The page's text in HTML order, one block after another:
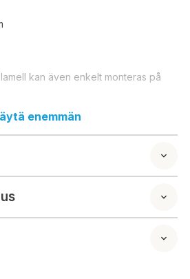
kan även enkelt monteras på
enemmän